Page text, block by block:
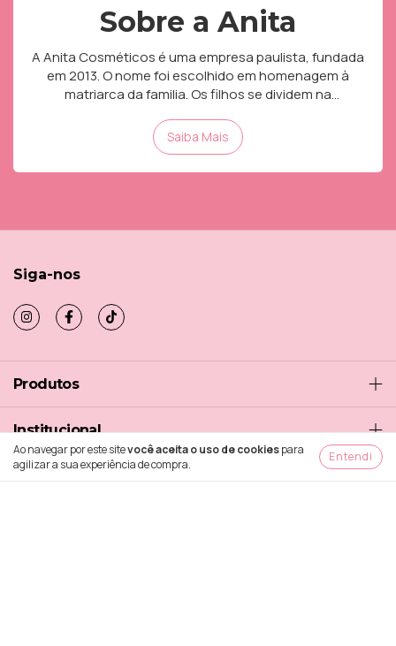
Ao navegar por este sitevocê aceita o uso de cookiespara
agilizar a sua experiência de compra.
Entendi
Sobre a Anita
A Anita Cosméticos é uma empresa paulista, fundada
em 2013. O nome foi escolhido em homenagem à
matriarca da familia. Os filhos se dividem na
atividades e é muito conhecida pelos esmaltes de alta
qualidade, durabilidade e variedade. A Anita lançou
gradativamente a linha de maquiagem. Hoje possui
Saiba Mais
Siga-nos
Produtos
Institucional
Entre em contato